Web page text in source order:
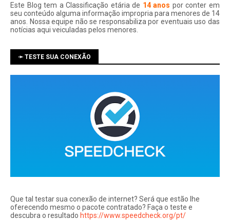
Este Blog tem a Classificação etária de 14 anos por conter em
seu conteúdo alguma informação impropria para menores de 14
anos. Nossa equipe não se responsabiliza por eventuais uso das
notí­cias aqui veiculadas pelos menores.
➛ TESTE SUA CONEXÃO
Que tal testar sua conexão de internet? Será que estão lhe
oferecendo mesmo o pacote contratado? Faça o teste e
descubra o resultado https://www.speedcheck.org/pt/